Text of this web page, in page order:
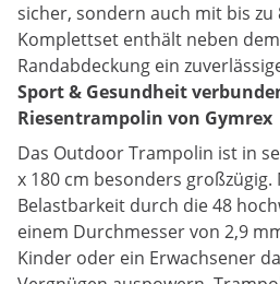
sicher, sondern auch mit bis zu
Komplettset enthält neben
Randabdeckung ein
Sport & Gesundheit
Riesentrampolin von Gymrex
Das Outdoor Trampolin ist in
x 180 cm besonders
Belastbarkeit durch die 48
einem Durchmesser von 2,9
Kinder oder ein Erwachsener